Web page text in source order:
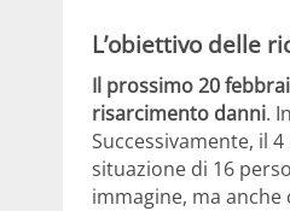
L’obiettivo delle
Il prossimo 20
risarcimento danni.
Successivamente, il
situazione di 16
immagine, ma